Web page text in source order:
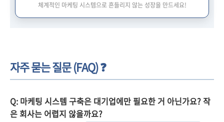
체계적인 마케팅 시스템으로 흔들리지 않는 성장을 만드세요!
자주 묻는 질문 (FAQ) ❓
Q: 마케팅 시스템 구축은 대기업에만 필요한 거 아닌가요? 작
은 회사는 어렵지 않을까요?